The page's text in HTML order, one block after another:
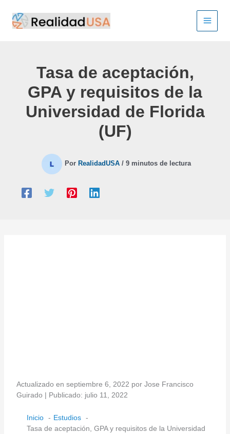
contenido
Tasa de aceptación,
GPA y requisitos de la
Universidad de Florida
(UF)
Por RealidadUSA / 9 minutos de lectura
Actualizado en septiembre 6, 2022 por Jose Francisco
Guirado | Publicado: julio 11, 2022
Inicio
Estudios
Tasa de aceptación, GPA y requisitos de la Universidad